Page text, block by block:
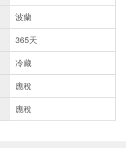
波蘭
365天
冷藏
應稅
應稅